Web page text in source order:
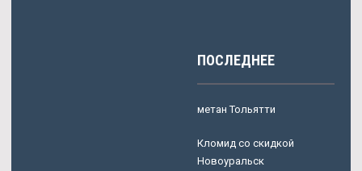
ПОСЛЕДНЕЕ
метан Тольятти
Кломид со скидкой
Новоуральск